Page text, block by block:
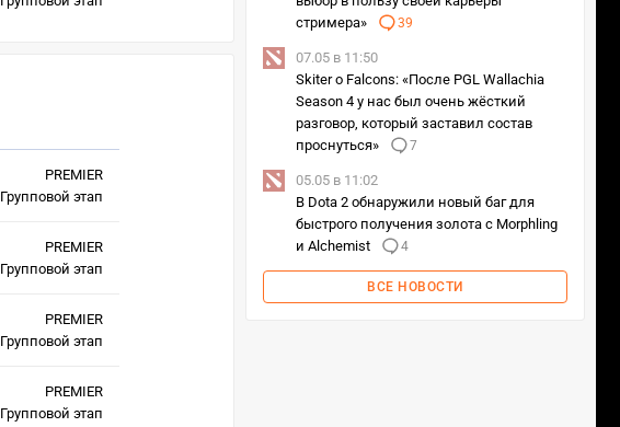
PREMIER
Групповой этап
PREMIER
Групповой этап
PREMIER
Групповой этап
PREMIER
Групповой этап
стримера»
39
07.05 в 11:50
Skiter о Falcons: «После PGL Wallachia
Season 4 у нас был очень жёсткий
разговор, который заставил состав
проснуться»
7
05.05 в 11:02
В Dota 2 обнаружили новый баг для
быстрого получения золота с Morphling
и Alchemist
4
ВСЕ НОВОСТИ